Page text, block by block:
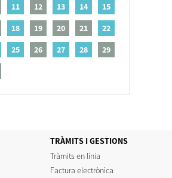
11 12 13 14
15
18 19 20 21
22
25 26 27 28
29
TRÀMITS I GESTIONS
Tràmits en línia
Factura electrònica